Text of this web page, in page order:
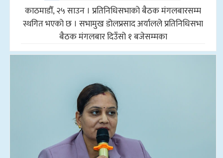
काठमाडौँ, २५ साउन । प्रतिनिधिसभाको बैठक मंगलबारसम्म
स्थगित भएको छ । सभामुख डोलप्रसाद अर्यालले प्रतिनिधिसभा
बैठक मंगलबार दिउँसो १ बजेसम्मका